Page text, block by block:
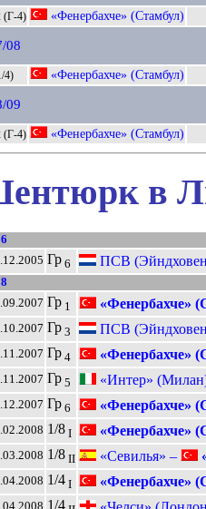
(Г-4) «Фенербахче» (Стамбул)
08
4) «Фенербахче» (Стамбул)
09
(Г-4) «Фенербахче» (Стамбул)
в
Гр6 ПСВ
Гр1
«Фенербахче»
Гр3
ПСВ
Гр4
«Фенербахче»
Гр5
«Интер»
Гр6
«Фенербахче»
1/8I
«Фенербахче»
1/8II «Севилья» –
1/4I
«Фенербахче»
1/4